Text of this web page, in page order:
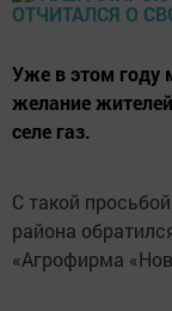
Уже в этом году
желание
селе газ.
С такой
района
«Агрофирма